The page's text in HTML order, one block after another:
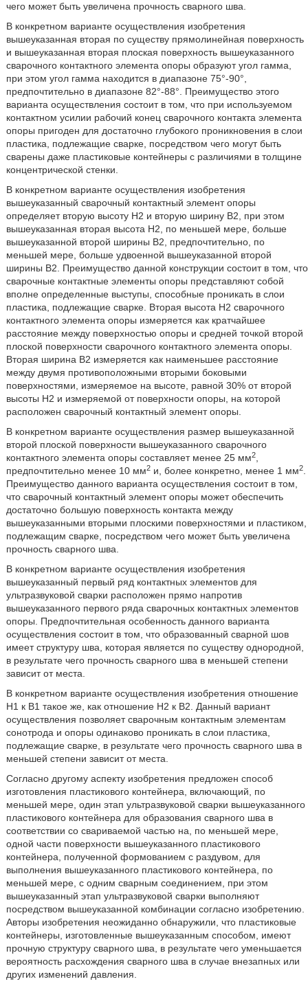
чего может быть увеличена прочность сварного шва.
В конкретном варианте осуществления изобретения
вышеуказанная вторая по существу прямолинейная поверхность
и вышеуказанная вторая плоская поверхность вышеуказанного
сварочного контактного элемента опоры образуют угол гамма,
при этом угол гамма находится в диапазоне 75°-90°,
предпочтительно в диапазоне 82°-88°. Преимущество этого
варианта осуществления состоит в том, что при используемом
контактном усилии рабочий конец сварочного контакта элемента
опоры пригоден для достаточно глубокого проникновения в слои
пластика, подлежащие сварке, посредством чего могут быть
сварены даже пластиковые контейнеры с различиями в толщине
концентрической стенки.
В конкретном варианте осуществления изобретения
вышеуказанный сварочный контактный элемент опоры
определяет вторую высоту Н2 и вторую ширину В2, при этом
вышеуказанная вторая высота Н2, по меньшей мере, больше
вышеуказанной второй ширины В2, предпочтительно, по
меньшей мере, больше удвоенной вышеуказанной второй
ширины В2. Преимущество данной конструкции состоит в том, что
сварочные контактные элементы опоры представляют собой
вполне определенные выступы, способные проникать в слои
пластика, подлежащие сварке. Вторая высота Н2 сварочного
контактного элемента опоры измеряется как кратчайшее
расстояние между поверхностью опоры и средней точкой второй
плоской поверхности сварочного контактного элемента опоры.
Вторая ширина В2 измеряется как наименьшее расстояние
между двумя противоположными вторыми боковыми
поверхностями, измеряемое на высоте, равной 30% от второй
высоты Н2 и измеряемой от поверхности опоры, на которой
расположен сварочный контактный элемент опоры.
В конкретном варианте осуществления размер вышеуказанной
второй плоской поверхности вышеуказанного сварочного
контактного элемента опоры составляет менее 25 мм2,
предпочтительно менее 10 мм2и, более конкретно, менее 1 мм2.
Преимущество данного варианта осуществления состоит в том,
что сварочный контактный элемент опоры может обеспечить
достаточно большую поверхность контакта между
вышеуказанными вторыми плоскими поверхностями и пластиком,
подлежащим сварке, посредством чего может быть увеличена
прочность сварного шва.
В конкретном варианте осуществления изобретения
вышеуказанный первый ряд контактных элементов для
ультразвуковой сварки расположен прямо напротив
вышеуказанного первого ряда сварочных контактных элементов
опоры. Предпочтительная особенность данного варианта
осуществления состоит в том, что образованный сварной шов
имеет структуру шва, которая является по существу однородной,
в результате чего прочность сварного шва в меньшей степени
зависит от места.
В конкретном варианте осуществления изобретения отношение
Н1 к В1 такое же, как отношение Н2 к В2. Данный вариант
осуществления позволяет сварочным контактным элементам
сонотрода и опоры одинаково проникать в слои пластика,
подлежащие сварке, в результате чего прочность сварного шва в
меньшей степени зависит от места.
Согласно другому аспекту изобретения предложен способ
изготовления пластикового контейнера, включающий, по
меньшей мере, один этап ультразвуковой сварки вышеуказанного
пластикового контейнера для образования сварного шва в
соответствии со свариваемой частью на, по меньшей мере,
одной части поверхности вышеуказанного пластикового
контейнера, полученной формованием с раздувом, для
выполнения вышеуказанного пластикового контейнера, по
меньшей мере, с одним сварным соединением, при этом
вышеуказанный этап ультразвуковой сварки выполняют
посредством вышеуказанной комбинации согласно изобретению.
Авторы изобретения неожиданно обнаружили, что пластиковые
контейнеры, изготовленные вышеуказанным способом, имеют
прочную структуру сварного шва, в результате чего уменьшается
вероятность расхождения сварного шва в случае внезапных или
других изменений давления.